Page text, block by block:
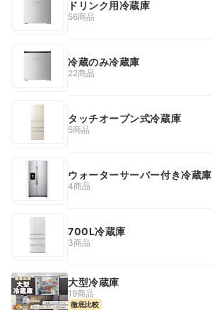
ドリンク用冷蔵庫
56商品
冷蔵のみ冷蔵庫
22商品
タッチオープン式冷蔵庫
5商品
ウォーターサーバー付き冷蔵庫
4商品
700L冷蔵庫
3商品
大型冷蔵庫
19商品
徹底比較